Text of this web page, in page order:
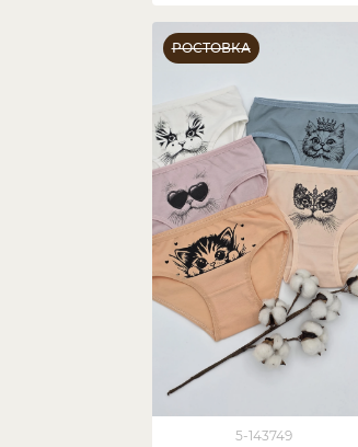
РОСТОВКА
5-143749